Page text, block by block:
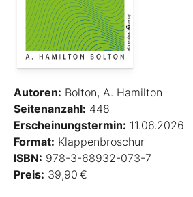
Autoren: Bolton, A. Hamilton
Seitenanzahl: 448
Erscheinungstermin: 11.06.2026
Format: Klappenbroschur
ISBN: 978-3-68932-073-7
Preis: 39,90 €